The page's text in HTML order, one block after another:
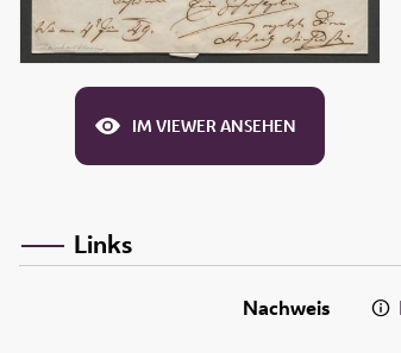
IM VIEWER ANSEHEN
Links
Nachweis